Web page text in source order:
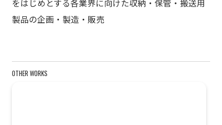
をはじめとする各業界に向けた収納・保管・搬送用
製品の企画・製造・販売
OTHER WORKS